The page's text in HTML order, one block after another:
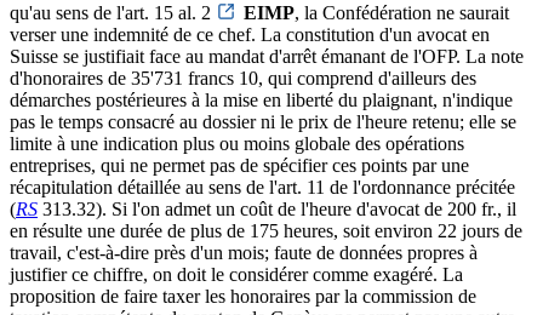
qu'au sens de l'art. 15 al. 2
EIMP, la Confédération ne saurait
verser une indemnité de ce chef. La constitution d'un avocat en
Suisse se justifiait face au mandat d'arrêt émanant de l'OFP. La note
d'honoraires de 35'731 francs 10, qui comprend d'ailleurs des
démarches postérieures à la mise en liberté du plaignant, n'indique
pas le temps consacré au dossier ni le prix de l'heure retenu; elle se
limite à une indication plus ou moins globale des opérations
entreprises, qui ne permet pas de spécifier ces points par une
récapitulation détaillée au sens de l'art. 11 de l'ordonnance précitée
(RS 313.32). Si l'on admet un coût de l'heure d'avocat de 200 fr., il
en résulte une durée de plus de 175 heures, soit environ 22 jours de
travail, c'est-à-dire près d'un mois; faute de données propres à
justifier ce chiffre, on doit le considérer comme exagéré. La
proposition de faire taxer les honoraires par la commission de